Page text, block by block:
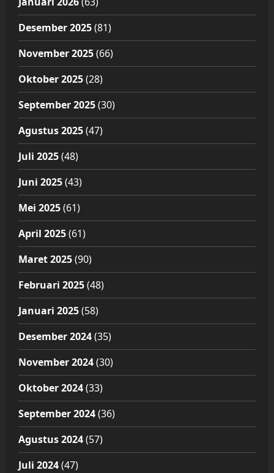
Desember 2025(81)
November 2025(66)
Oktober 2025(28)
September 2025(30)
Agustus 2025(47)
Juli 2025(48)
Juni 2025(43)
Mei 2025(61)
April 2025(61)
Maret 2025(90)
Februari 2025(48)
Januari 2025(58)
Desember 2024(35)
November 2024(30)
Oktober 2024(33)
September 2024(36)
Agustus 2024(57)
Juli 2024(47)